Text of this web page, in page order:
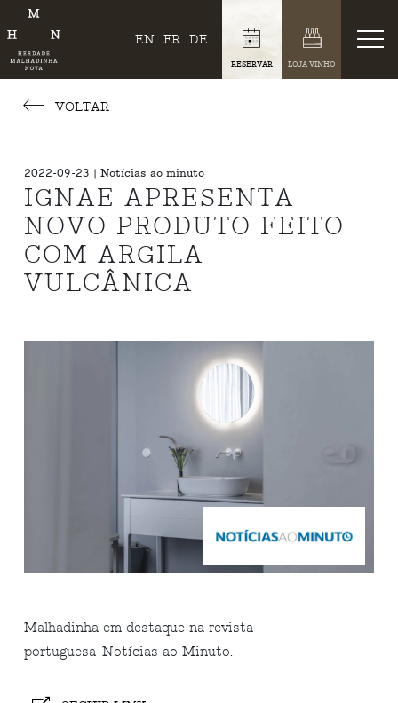
EN FR DE
RESERVAR LOJA VINHO
VOLTAR
2022-09-23 | Notícias ao minuto
IGNAE APRESENTA
NOVO PRODUTO FEITO
COM ARGILA
VULCÂNICA
Malhadinha em destaque na revista
portuguesa Notícias ao Minuto.